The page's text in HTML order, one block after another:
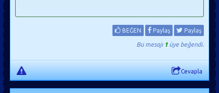
BEĞEN Paylaş Paylaş
Bu mesajı 1üye beğendi.
Cevapla